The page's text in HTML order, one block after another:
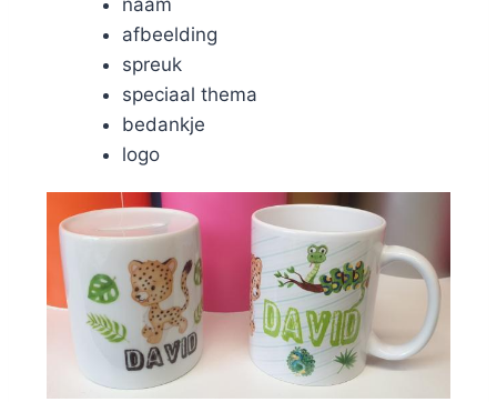
naam
afbeelding
spreuk
speciaal thema
bedankje
logo